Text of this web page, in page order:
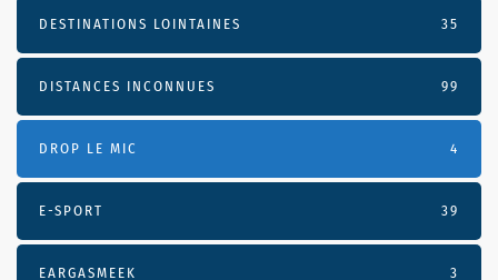
DESTINATIONS LOINTAINES 35
DISTANCES INCONNUES 99
DROP LE MIC 4
E-SPORT 39
EARGASMEEK 3